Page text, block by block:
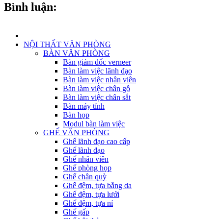
Bình luận:
NỘI THẤT VĂN PHÒNG
BÀN VĂN PHÒNG
Bàn giám đốc verneer
Bàn làm việc lãnh đạo
Bàn làm việc nhân viên
Bàn làm việc chân gỗ
Bàn làm việc chân sắt
Bàn máy tính
Bàn họp
Modul bàn làm việc
GHẾ VĂN PHÒNG
Ghế lãnh đạo cao cấp
Ghế lãnh đạo
Ghế nhân viên
Ghế phòng họp
Ghế chân quỳ
Ghế đệm, tựa bằng da
Ghế đệm, tựa lưới
Ghế đệm, tựa nỉ
Ghế gấp